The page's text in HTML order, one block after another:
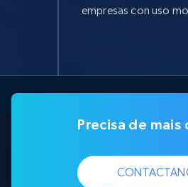
empresas con uso
Precisa de mais